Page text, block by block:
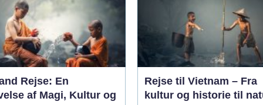
Rejse: En
af Magi, Kultur og
Rejse til Vietnam – Fra
kultur og historie til